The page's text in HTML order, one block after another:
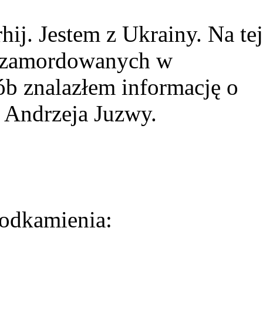
Jestem z Ukrainy. Na tej
w
znalazłem informację o
Juzwy.